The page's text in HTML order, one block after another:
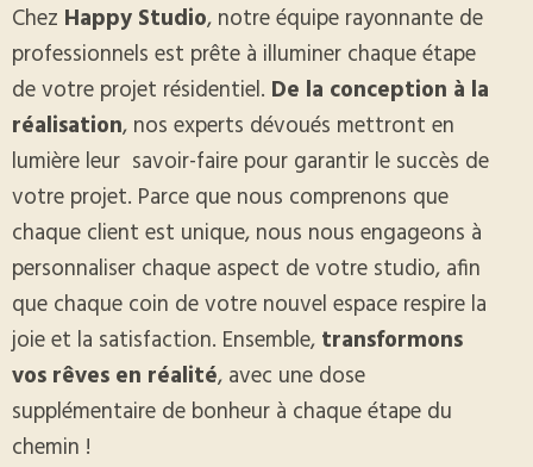
Chez Happy Studio, notre équipe rayonnante de
professionnels est prête à illuminer chaque étape
de votre projet résidentiel. De la conception à la
réalisation, nos experts dévoués mettront en
lumière leur savoir-faire pour garantir le succès de
votre projet. Parce que nous comprenons que
chaque client est unique, nous nous engageons à
personnaliser chaque aspect de votre studio, afin
que chaque coin de votre nouvel espace respire la
joie et la satisfaction. Ensemble, transformons
vos rêves en réalité, avec une dose
supplémentaire de bonheur à chaque étape du
chemin !